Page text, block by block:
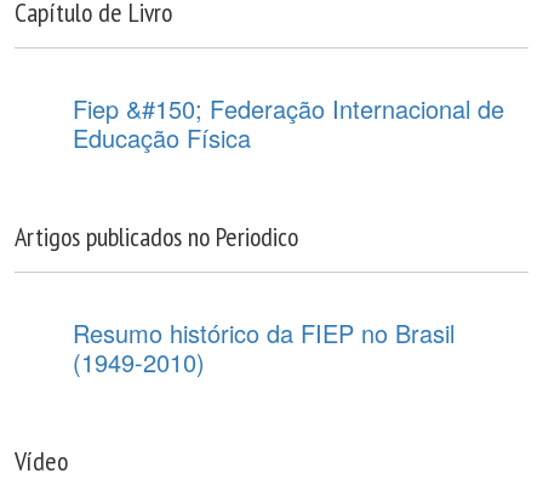
Capítulo de Livro
Fiep &#150; Federação Internacional de
Educação Física
Artigos publicados no Periodico
Resumo histórico da FIEP no Brasil
(1949-2010)
Vídeo